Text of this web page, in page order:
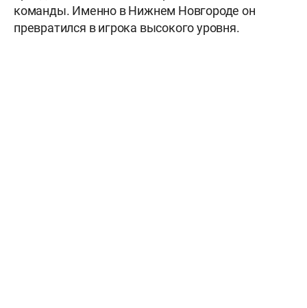
команды. Именно в Нижнем Новгороде он
превратился в игрока высокого уровня.